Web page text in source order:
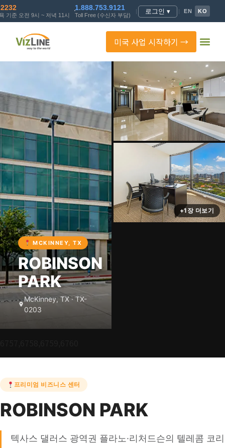
기준 오전 9시 ~ 저녁 11시
1.888.753.9121
Toll Free (수신자 부담)
| 로그인 ▾ | EN KO
미국 사업 시작하기 →
MCKINNEY, TX
ROBINSON
PARK
McKinney, TX · TX-
0203
+1장 더보기
프리미엄 비즈니스 센터
ROBINSON PARK
텍사스 댈러스 광역권 플라노·리처드슨의 텔레콤 코리